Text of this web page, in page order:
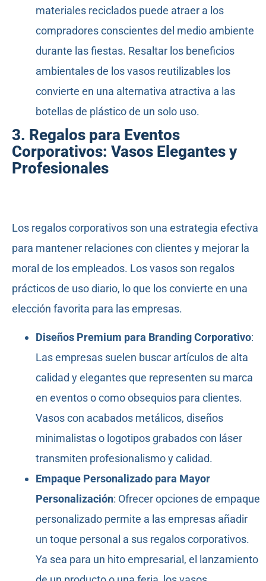
materiales reciclados puede atraer a los
compradores conscientes del medio ambiente
durante las fiestas. Resaltar los beneficios
ambientales de los vasos reutilizables los
convierte en una alternativa atractiva a las
botellas de plástico de un solo uso.
3. Regalos para Eventos
Corporativos: Vasos Elegantes y
Profesionales
Los regalos corporativos son una estrategia efectiva
para mantener relaciones con clientes y mejorar la
moral de los empleados. Los vasos son regalos
prácticos de uso diario, lo que los convierte en una
elección favorita para las empresas.
Diseños Premium para Branding Corporativo:
Las empresas suelen buscar artículos de alta
calidad y elegantes que representen su marca
en eventos o como obsequios para clientes.
Vasos con acabados metálicos, diseños
minimalistas o logotipos grabados con láser
transmiten profesionalismo y calidad.
Empaque Personalizado para Mayor
Personalización: Ofrecer opciones de empaque
personalizado permite a las empresas añadir
un toque personal a sus regalos corporativos.
Ya sea para un hito empresarial, el lanzamiento